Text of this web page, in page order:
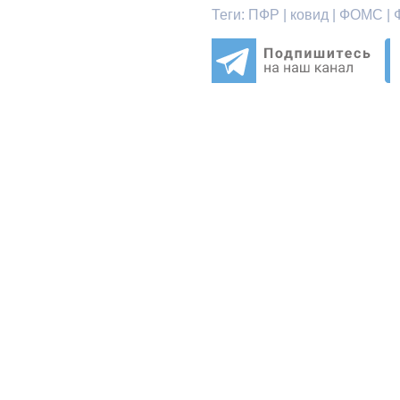
Теги: ПФР | ковид | ФОМС |